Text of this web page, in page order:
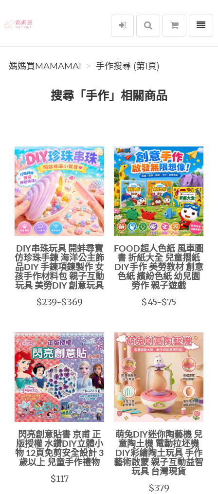
媽媽買MAMAMAI
選單
媽媽買MAMAMAI 手作搜尋 (第1頁)
搜尋「手作」相關商品
DIY串珠玩具 開蚌尋寶
仿珍珠手鍊 海洋公主飾
品DIY 手鍊項鍊製作 女
孩手作材料包 親子互動
玩具 美勞DIY 創意玩具
$239-$369
FOOD超人色紙 風車圖
書 折紙大全 兒童摺紙
DIY手作 美勞教材 創意
色紙 繽紛色紙 幼兒園
勞作 親子遊戲
$45-$75
閃亮創意貼書 京甫 正
版授權 水鑽DIY立體小
物 12頁免剪安全設計 3
歲以上 兒童手作禮物
$117
萌兔DIY迷你陶藝機 兒
童陶土機 電動拉坯機
DIY彩繪陶土玩具 手作
藝術啟蒙 親子互動益智
玩具 台灣現貨
$379